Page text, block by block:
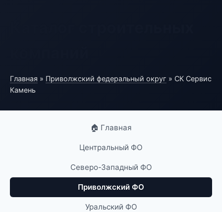
Главная » Приволжский федеральный округ » СК Сервис
Камень
🏠 Главная
Центральный ФО
Северо-Западный ФО
Приволжский ФО
Уральский ФО